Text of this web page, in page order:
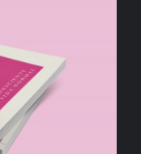
DETALLES